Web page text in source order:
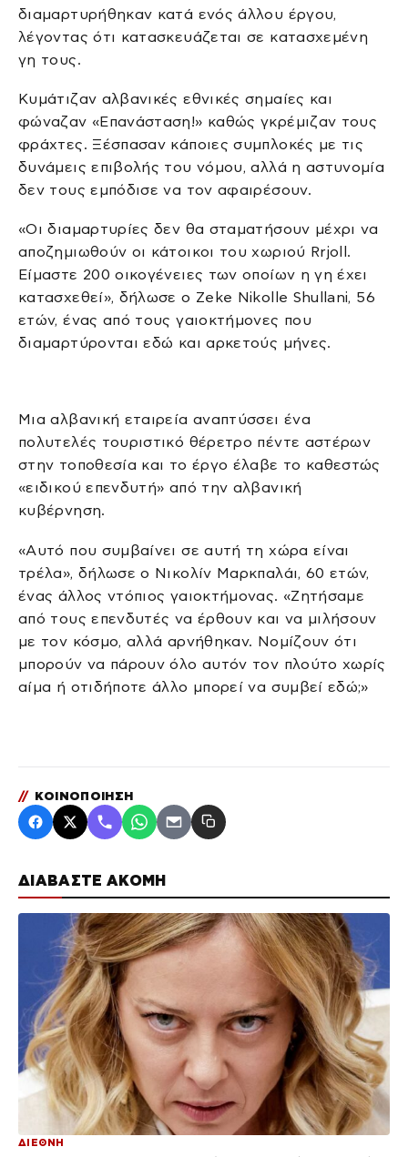
ΔΙΑΒΑΣΤΕ ΑΚΟΜΗ
ΔΙΕΘΝΗ
διαμαρτυρήθηκαν κατά ενός άλλου έργου,
λέγοντας ότι κατασκευάζεται σε κατασχεμένη
γη τους.
Κυμάτιζαν αλβανικές εθνικές σημαίες και
φώναζαν «Επανάσταση!» καθώς γκρέμιζαν τους
φράχτες. Ξέσπασαν κάποιες συμπλοκές με τις
δυνάμεις επιβολής του νόμου, αλλά η αστυνομία
δεν τους εμπόδισε να τον αφαιρέσουν.
«Οι διαμαρτυρίες δεν θα σταματήσουν μέχρι να
αποζημιωθούν οι κάτοικοι του χωριού Rrjoll.
Είμαστε 200 οικογένειες των οποίων η γη έχει
κατασχεθεί», δήλωσε ο Zeke Nikolle Shullani, 56
ετών, ένας από τους γαιοκτήμονες που
διαμαρτύρονται εδώ και αρκετούς μήνες.
Μια αλβανική εταιρεία αναπτύσσει ένα
πολυτελές τουριστικό θέρετρο πέντε αστέρων
στην τοποθεσία και το έργο έλαβε το καθεστώς
«ειδικού επενδυτή» από την αλβανική
κυβέρνηση.
«Αυτό που συμβαίνει σε αυτή τη χώρα είναι
τρέλα», δήλωσε ο Νικολίν Μαρκπαλάι, 60 ετών,
ένας άλλος ντόπιος γαιοκτήμονας. «Ζητήσαμε
από τους επενδυτές να έρθουν και να μιλήσουν
με τον κόσμο, αλλά αρνήθηκαν. Νομίζουν ότι
μπορούν να πάρουν όλο αυτόν τον πλούτο χωρίς
αίμα ή οτιδήποτε άλλο μπορεί να συμβεί εδώ;»
// ΚΟΙΝΟΠΟΙΗΣΗ